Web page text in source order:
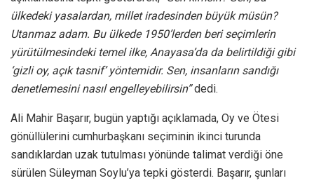
ülkedeki yasalardan, millet iradesinden büyük müsün?
Utanmaz adam. Bu ülkede 1950’lerden beri seçimlerin
yürütülmesindeki temel ilke, Anayasa’da da belirtildiği gibi
‘gizli oy, açık tasnif’ yöntemidir. Sen, insanların sandığı
denetlemesini nasıl engelleyebilirsin”dedi.
Ali Mahir Başarır, bugün yaptığı açıklamada, Oy ve Ötesi
gönüllülerini cumhurbaşkanı seçiminin ikinci turunda
sandıklardan uzak tutulması yönünde talimat verdiği öne
sürülen Süleyman Soylu’ya tepki gösterdi. Başarır, şunları